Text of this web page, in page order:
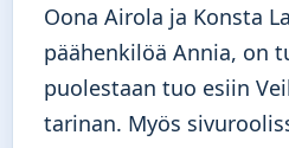
Oona Airola ja Konsta
päähenkilöä Annia, on
puolestaan tuo esiin
tarinan. Myös